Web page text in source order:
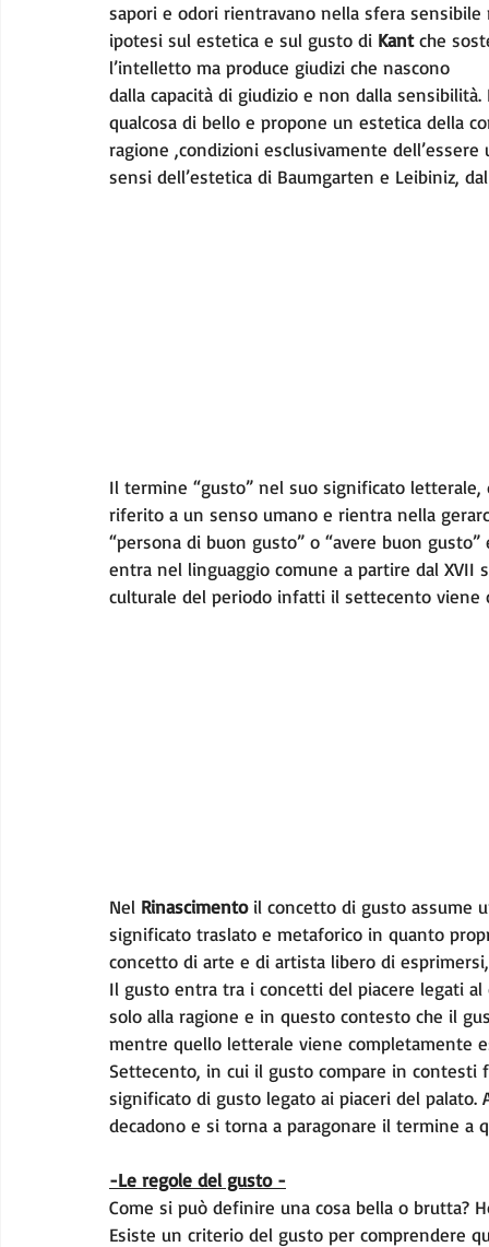
sapori e odori rientravano nella sfera
ipotesi sul estetica e sul gusto di Kant che
l’intelletto ma produce giudizi che nascono
dalla capacità di giudizio e non dalla
qualcosa di bello e propone un estetica della
ragione ,condizioni esclusivamente
sensi dell’estetica di Baumgarten e Leibiniz,
Il termine “gusto” nel suo significato letterale,
riferito a un senso umano e rientra nella
“persona di buon gusto” o “avere buon
entra nel linguaggio comune a partire dal XVII
culturale del periodo infatti il settecento viene
Nel Rinascimento il concetto di gusto assume
significato traslato e metaforico in quanto
concetto di arte e di artista libero di
Il gusto entra tra i concetti del piacere legati
solo alla ragione e in questo contesto che il
mentre quello letterale viene completamente
Settecento, in cui il gusto compare in
significato di gusto legato ai piaceri del
decadono e si torna a paragonare il termine a
-Le regole del gusto -
Come si può definire una cosa bella o brutta?
Esiste un criterio del gusto per comprendere